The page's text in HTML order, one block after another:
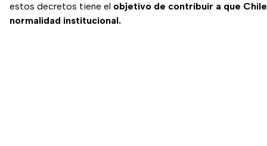
estos decretos tiene el objetivo de contribuir a que
normalidad institucional.